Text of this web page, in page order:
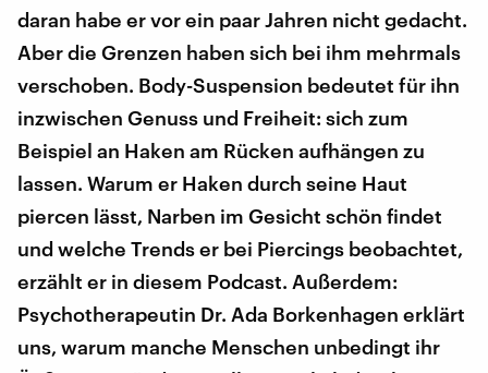
daran habe er vor ein paar Jahren nicht gedacht.
Aber die Grenzen haben sich bei ihm mehrmals
verschoben. Body-Suspension bedeutet für ihn
inzwischen Genuss und Freiheit: sich zum
Beispiel an Haken am Rücken aufhängen zu
lassen. Warum er Haken durch seine Haut
piercen lässt, Narben im Gesicht schön findet
und welche Trends er bei Piercings beobachtet,
erzählt er in diesem Podcast. Außerdem:
Psychotherapeutin Dr. Ada Borkenhagen erklärt
uns, warum manche Menschen unbedingt ihr